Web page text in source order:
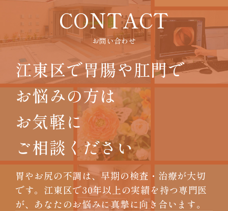
CONTACT
お問い合わせ
江東区で胃腸や肛門で
お悩みの方は
お気軽に
ご相談ください
胃やお尻の不調は、早期の検査・治療が大切
です。 江東区で30年以上の実績を持つ専門医
が、 あなたのお悩みに真摯に向き合います。